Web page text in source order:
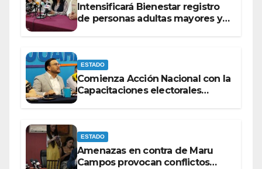
Intensificará Bienestar registro
de personas adultas mayores y
ESTADO
Comienza Acción Nacional con la
Capacitaciones electorales
ESTADO
Amenazas en contra de Maru
Campos provocan conflictos